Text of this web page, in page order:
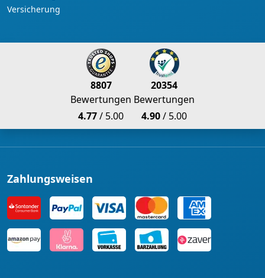
Versicherung
8807
Bewertungen
4.77/ 5.00
20354
Bewertungen
4.90/ 5.00
Zahlungsweisen